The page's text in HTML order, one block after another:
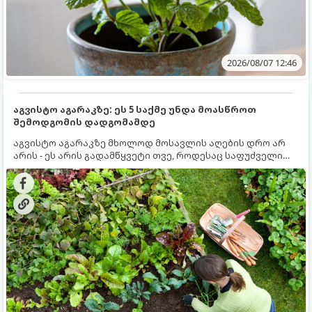
2026/08/07 12:46
აგვისტო აგარაკზე: ეს 5 საქმე უნდა მოასწროთ
შემოდგომის დადგომამდე
აგვისტო აგარაკზე მხოლოდ მოსავლის აღების დრო არ
არის - ეს არის გადამწყვეტი თვე, როდესაც საფუძველი
ეყრება მომავალი წლის მოსავალს და ბაღი მზადდება
შემოდგომა-ზამთრის სეზონისთვის. იმისათვის, რომ
ნიადაგმა ენერგია აღიდგინოს, ხოლო მცენარეებმა
ზამთარს გაუძლონ, აგვისტოს ბოლომდე 5
მნიშვნელოვანი საქმის გაკეთება უნდა მოასწროთ: